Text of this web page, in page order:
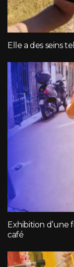
Elle a des seins
Exhibition
café